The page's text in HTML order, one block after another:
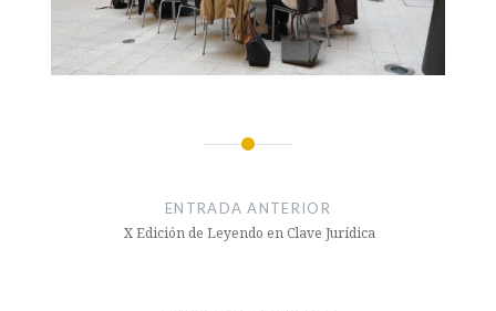
ENTRADA ANTERIOR
X Edición de Leyendo en Clave Jurídica